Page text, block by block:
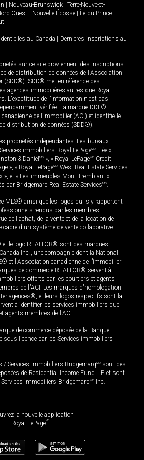
Nouveau-Brunswick
Terre-Neuve-et-
Ouest Nouvelle-Écosse
Île-du-Prince-
au Canada
Dernières inscriptions au
sur ce site proviennent des inscriptions
de distribution de données de l'Association
(SDD®). SDD® met en référence des
agences immobilières autres que Royal
L'exactitude de l'information n'est pas
vérifiée. La marque DDF®
de l’immobilier (ACI) et identifie le
distribution de données (SDD®).
propriétés indépendantes. Les bureaux
immobiliers Royal LePageMD Ltée »,
& Daniel MD », « Royal LePageMD Credit
», « Royal LePageMD West Real Estate Services
», et « Les immeubles Mont-Tremblant »
par Bridgemarq Real Estate ServicesMD.
MLS® ainsi que les logos qui s'y rapportent
rendus par les membres
de l'achat, de la vente et de la location de
d'un système de vente collaborative.
et le logo REALTOR® sont des marques
Inc., une compagnie dont la National
et l'Association canadienne de l’immobilier
de commerce REALTOR® servent à
offerts par les courtiers et agents
de l'ACI. Les marques d'homologation
agences®, et leurs logos respectifs sont la
à identifier les services immobiliers que
agents membres de l'ACI.
de commerce déposée de la Banque
sous licence par les Services immobiliers
/ Services immobiliers BridgemarqMD sont des
de Residential Income Fund L.P. et sont
immobiliers BridgemarqMD Inc.
la nouvelle application
Royal LePageMD